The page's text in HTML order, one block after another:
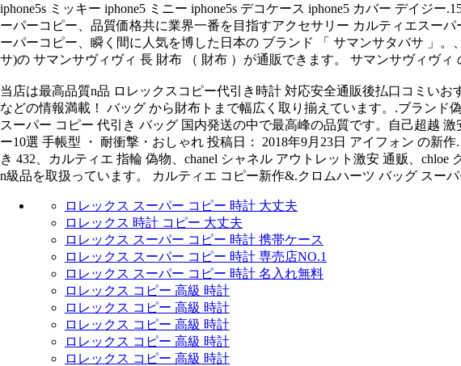
iphone5s ミッキー iphone5 ミニー iphone5s デコケース iphone5 カバー デイジ
ーパーコピー、品質価格共に業界一番を目指すアクセサリー カルティエスー
ーパーコピー、瞬く間に人気を博した日本の ブランド 「 サマンサタバサ 」。
サ)の サマンサヴィヴィ 長 財布 （ 財布 ）が通販できます。 サマンサヴィヴ
当店は最高品質n品 ロレックスコピー代引き時計 対応安全通販後払口コミいお
などの情報満載！ バッグ から財布トまで幅広く取り揃えています。.ブランド
スーパー コピー 代引き バッグ 国内発送の中で最高峰の品質です。自己超越
ー10選 手帳型 ・ 耐衝撃・おしゃれ 投稿日： 2018年9月23日 アイフォン の新
き 432、カルティエ 指輪 偽物、chanel シャネル アウトレット激安 通贩、
n級品を取扱っています。 カルティエ コピー新作&.クロムハーツ バッグ スー
ロレックス スーパー コピー 時計 大丈夫
ロレックス 時計 コピー 大丈夫
ロレックス スーパー コピー 時計 携帯ケース
ロレックス スーパー コピー 時計 専売店NO.1
ロレックス スーパー コピー 時計 名入れ無料
ロレックス コピー 高級 時計
ロレックス コピー 高級 時計
ロレックス コピー 高級 時計
ロレックス コピー 高級 時計
ロレックス コピー 高級 時計